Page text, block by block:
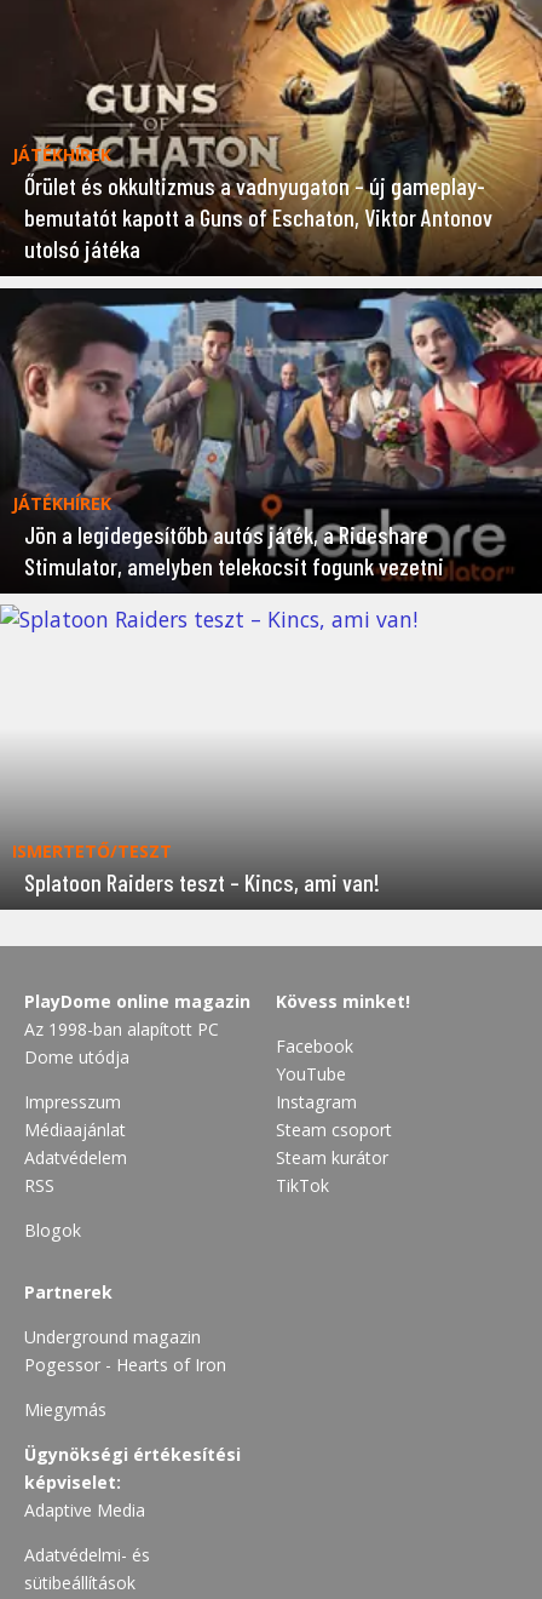
JÁTÉKHÍREK
Őrület és okkultizmus a vadnyugaton – új gameplay-
bemutatót kapott a Guns of Eschaton, Viktor Antonov
utolsó játéka
JÁTÉKHÍREK
Jön a legidegesítőbb autós játék, a Rideshare
Stimulator, amelyben telekocsit fogunk vezetni
ISMERTETŐ/TESZT
Splatoon Raiders teszt – Kincs, ami van!
PlayDome online magazin
Az 1998-ban alapított PC
Dome utódja
Impresszum
Médiaajánlat
Adatvédelem
RSS
Blogok
Kövess minket!
Facebook
YouTube
Instagram
Steam csoport
Steam kurátor
TikTok
Partnerek
Underground magazin
Pogessor - Hearts of Iron
Miegymás
Ügynökségi értékesítési
képviselet:
Adaptive Media
Adatvédelmi- és
sütibeállítások